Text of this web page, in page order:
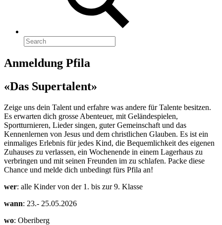
Anmeldung Pfila
«Das Supertalent»
Zeige uns dein Talent und erfahre was andere für Talente besitzen.
Es erwarten dich grosse Abenteuer, mit Geländespielen,
Sportturnieren, Lieder singen, guter Gemeinschaft und das
Kennenlernen von Jesus und dem christlichen Glauben. Es ist ein
einmaliges Erlebnis für jedes Kind, die Bequemlichkeit des eigenen
Zuhauses zu verlassen, ein Wochenende in einem Lagerhaus zu
verbringen und mit seinen Freunden im zu schlafen. Packe diese
Chance und melde dich unbedingt fürs Pfila an!
wer: alle Kinder von der 1. bis zur 9. Klasse
wann: 23.- 25.05.2026
wo: Oberiberg